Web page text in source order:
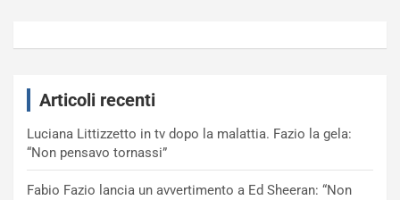
Articoli recenti
Luciana Littizzetto in tv dopo la malattia. Fazio la gela:
“Non pensavo tornassi”
Fabio Fazio lancia un avvertimento a Ed Sheeran: “Non